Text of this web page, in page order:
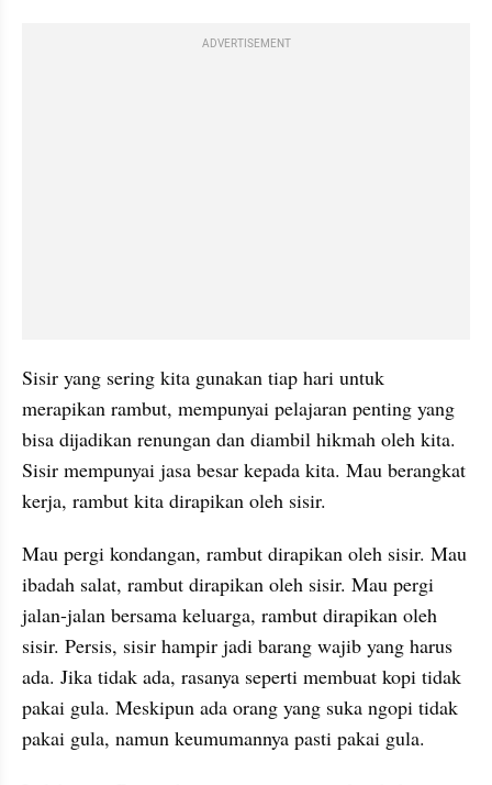
ADVERTISEMENT
merapikan rambut, mempunyai pelajaran penting yang
bisa dijadikan renungan dan diambil hikmah oleh kita.
Sisir mempunyai jasa besar kepada kita. Mau berangkat
kerja, rambut kita dirapikan oleh sisir.
Mau pergi kondangan, rambut dirapikan oleh sisir. Mau
ibadah salat, rambut dirapikan oleh sisir. Mau pergi
jalan-jalan bersama keluarga, rambut dirapikan oleh
sisir. Persis, sisir hampir jadi barang wajib yang harus
ada. Jika tidak ada, rasanya seperti membuat kopi tidak
pakai gula. Meskipun ada orang yang suka ngopi tidak
pakai gula, namun keumumannya pasti pakai gula.